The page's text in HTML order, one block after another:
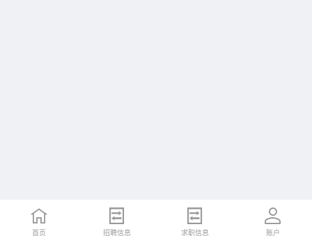
首页 招聘信息 求职信息 账户